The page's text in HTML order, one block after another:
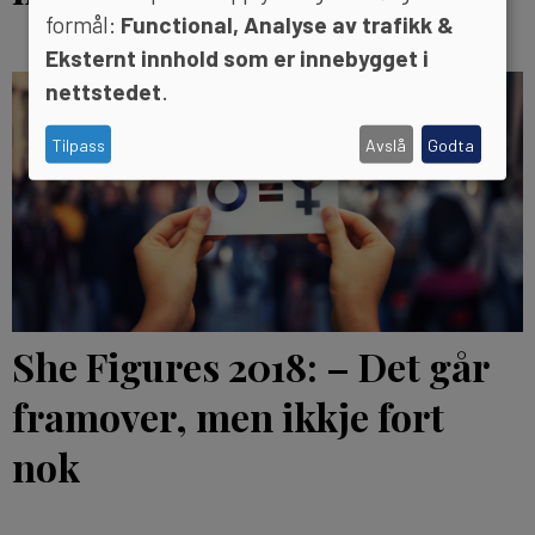
She Figures 2018: – Det går
framover, men ikkje fort
nok
formål: Functional, Analyse av trafikk &
Eksternt innhold som er innebygget i
nettstedet.
Tilpass Avslå Godta